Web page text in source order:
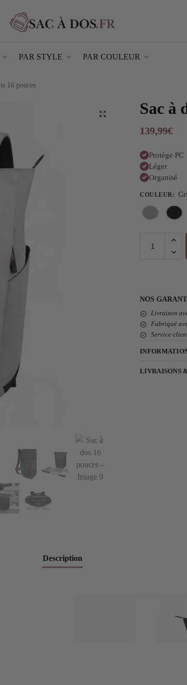
PAR STYLE PAR COULEUR
16 pouces
Sac à
139,99€
Protège PC
Léger
Organisé
COULEUR:
NOS
Livraison
Fabriqué
Service
LIVRAISONS
Description